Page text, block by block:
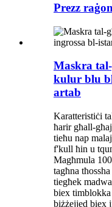
Prezz
Maskra
kulur blu
artab
Karatteristiċi
ħarir għall-
tieħu nap
f'kull ħin u
Magħmula
tagħna
tiegħek
biex
biżżejjed biex